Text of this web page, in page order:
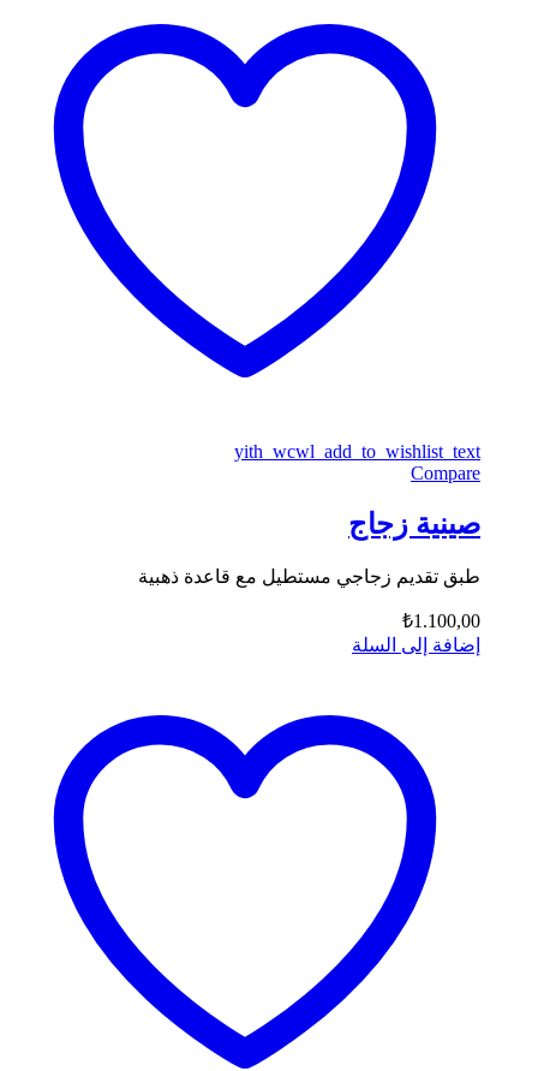
yith_wcwl_add_to_wishlist_text
Compare
صينية زجاج
طبق تقديم زجاجي مستطيل مع قاعدة ذهبية
₺1.100,00
إضافة إلى السلة